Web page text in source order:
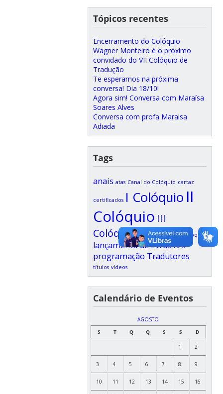
Tópicos recentes
Encerramento do Colóquio
Wagner Monteiro é o próximo
convidado do VII Colóquio de
Tradução
Te esperamos na próxima
conversa! Dia 18/10!
Agora sim! Conversa com Maraísa
Soares Alves
Conversa com profa Maraisa
Adiada
Tags
anais atas Canal do Colóquio cartaz
certificados I Colóquio II
Colóquio III
Colóquioinscrições IV Colóquio
lançamento de livros livro
programação Tradutores
títulos vídeos
Calendário de Eventos
AGOSTO
S
T Q Q S S D
1 2
3 4 5 6 7 8 9
10 11 12 13 14 15 16